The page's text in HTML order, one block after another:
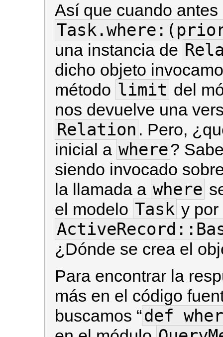
Así que cuando
una instancia de
dicho objeto
método limit del
nos devuelve una
Relation . Pero,
inicial a where?
siendo invocado
la llamada a where
el modelo Task y por
¿Dónde se crea el
Para encontrar la
más en el código
buscamos “def